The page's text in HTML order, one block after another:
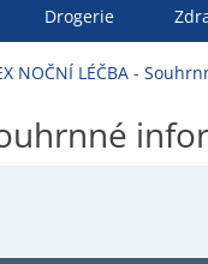
Drogerie
NOČNÍ LÉČBA -